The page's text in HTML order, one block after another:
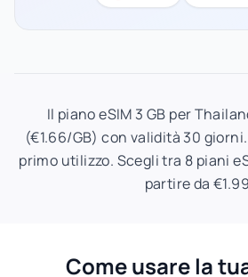
Il piano eSIM 3 GB per
(€1.66/GB) con validità 30
primo utilizzo. Scegli tra 8 piani
partire da
Come usare la